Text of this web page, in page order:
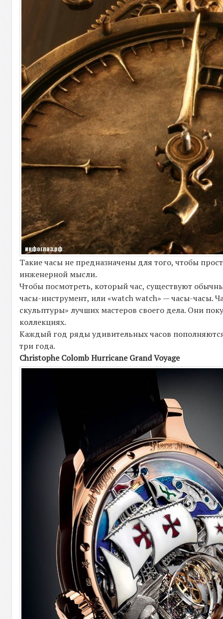
Такие часы не предназначены для того, чтобы
инженерной мысли.
Чтобы посмотреть, который час, существуют
часы-инструмент, или «watch watch» — часы-часы.
скульптуры» лучших мастеров своего дела. Они
коллекциях.
Каждый год ряды удивительных часов
три года.
Christophe Colomb Hurricane Grand Voyage